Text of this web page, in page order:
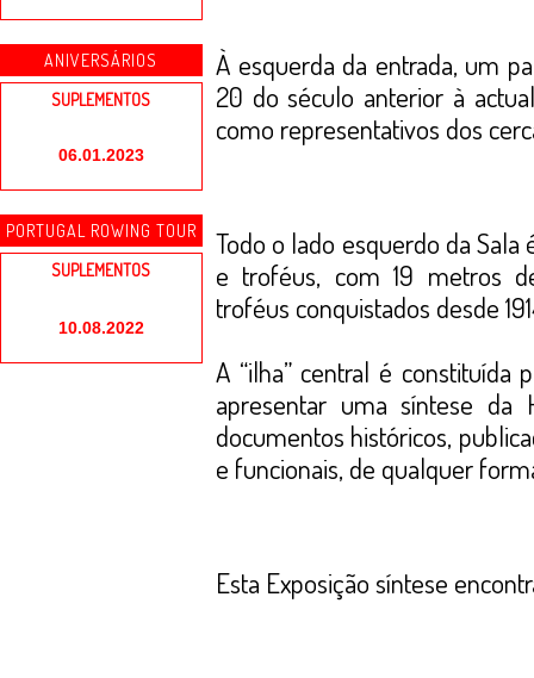
ANIVERSÁRIOS
SUPLEMENTOS
06.01.2023
PORTUGAL ROWING TOUR
SUPLEMENTOS
10.08.2022
À esquerda da entrada, um
20 do século anterior à
como representativos dos
Todo o lado esquerdo da
e troféus, com 19 metros
troféus conquistados desde
A “ilha” central é constituída
apresentar uma síntese da
documentos históricos,
e funcionais, de qualquer
Esta Exposição síntese